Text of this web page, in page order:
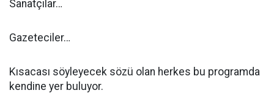
Sanatçılar…
Gazeteciler…
Kısacası söyleyecek sözü olan herkes bu programda
kendine yer buluyor.